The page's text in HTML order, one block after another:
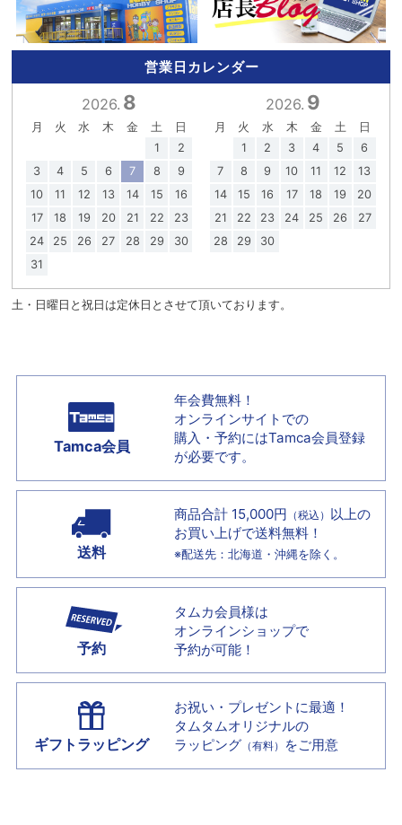
営業日カレンダー
2026. 8
月 火 水 木 金 土
日
1
2
3
4 5 6 7 8
9
10
11 12 13 14 15
16
17
18 19 20 21 22
23
24
25 26 27 28 29
30
31
2026. 9
月 火 水 木 金 土
日
1
2 3 4 5
6
7
8 9 10 11 12
13
14
15 16 17 18 19
20
21
22 23 24 25 26
27
28
29 30
土・日曜日と祝日は定休日とさせて頂いております。
Tamca会員
年会費無料！
オンラインサイトでの
購入・予約にはTamca会員登録
が必要です。
送料
商品合計 15,000円 （税込） 以上の
お買い上げで送料無料！
※配送先：北海道・沖縄を除く。
予約
タムカ会員様は
オンラインショップで
予約が可能！
ギフトラッピング
お祝い・プレゼントに最適！
タムタムオリジナルの
ラッピング （有料） をご用意